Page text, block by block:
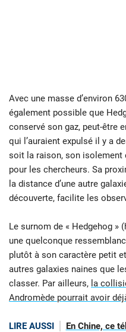
Avec une masse d’environ
également possible que
conservé son gaz, peut-être
qui l’auraient expulsé il y a
soit la raison, son isolement
pour les chercheurs. Sa
la distance d’une autre
découverte, facilite les
Le surnom de « Hedgehog »
une quelconque
plutôt à son caractère petit
autres galaxies naines que
classer. Par ailleurs, la
Andromède pourrait avoir
LIRE AUSSI
En Chine, ce